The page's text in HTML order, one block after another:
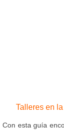
Talleres en
Con esta guía